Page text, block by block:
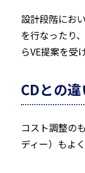
設計段階にお
を行なったり
らVE提案を受
CDとの
コスト調整の
ディー）もよ